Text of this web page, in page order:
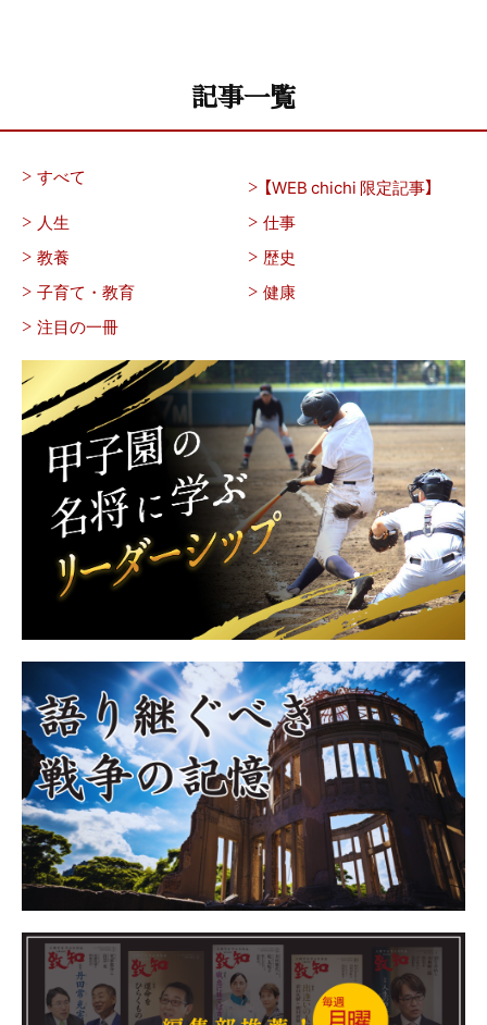
記事一覧
すべて
【WEB chichi 限定記事】
人生
仕事
教養
歴史
子育て・教育
健康
注目の一冊